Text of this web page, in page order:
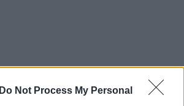
Do Not Process My Personal